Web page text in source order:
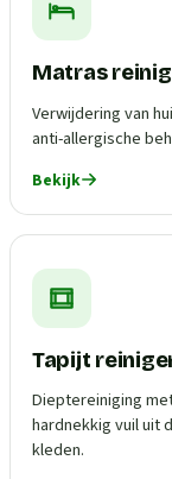
Matras
Verwijdering van
anti-allergische
Bekijk
Tapijt
Dieptereiniging
hardnekkig vuil uit
kleden.